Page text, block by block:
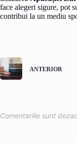
face alegeri sigure, pot
contribui la un mediu
ANTERIOR
Comentariile sunt